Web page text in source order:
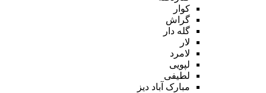
کوار
گراش
گله دار
لار
لامرد
لپویی
لطیفی
مبارک آباد دیز